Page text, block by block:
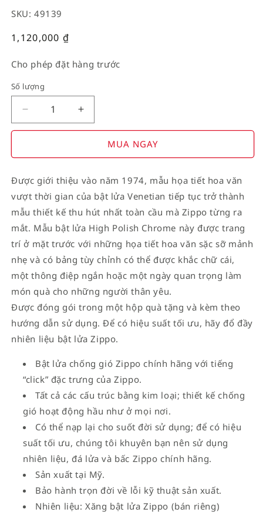
SKU: 49139
Giá
1,120,000₫
Cho phép đặt hàng trước
Số lượng
Decrease
quantity
American
on
Flag
Increase
quantity
American
on
Flag
MUA NGAY
Được giới thiệu vào năm 1974, mẫu họa tiết hoa văn
vượt thời gian của bật lửa Venetian tiếp tục trở thành
mẫu thiết kế thu hút nhất toàn cầu mà Zippo từng ra
mắt. Mẫu bật lửa High Polish Chrome này được trang
trí ở mặt trước với những họa tiết hoa văn sặc sỡ mảnh
nhẹ và có bảng tùy chỉnh có thể được khắc chữ cái,
một thông điệp ngắn hoặc một ngày quan trọng làm
món quà cho những người thân yêu.
Được đóng gói trong một hộp quà tặng và kèm theo
hướng dẫn sử dụng. Để có hiệu suất tối ưu, hãy đổ đầy
nhiên liệu bật lửa Zippo.
Bật lửa chống gió Zippo chính hãng với tiếng
“click” đặc trưng của Zippo.
Tất cả các cấu trúc bằng kim loại; thiết kế chống
gió hoạt động hầu như ở mọi nơi.
Có thể nạp lại cho suốt đời sử dụng; để có hiệu
suất tối ưu, chúng tôi khuyên bạn nên sử dụng
nhiên liệu, đá lửa và bấc Zippo chính hãng.
Sản xuất tại Mỹ.
Bảo hành trọn đời về lỗi kỹ thuật sản xuất.
Nhiên liệu: Xăng bật lửa Zippo (bán riêng)